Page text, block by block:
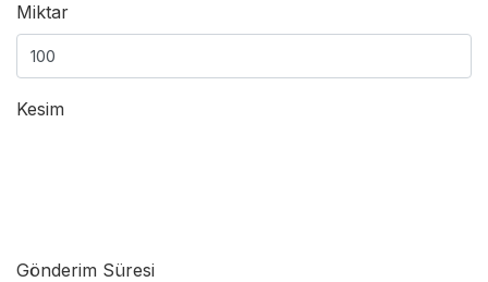
Miktar
Kesim
Gönderim Süresi